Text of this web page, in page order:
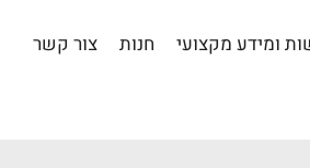
ומידע מקצועי חנות צור קשר